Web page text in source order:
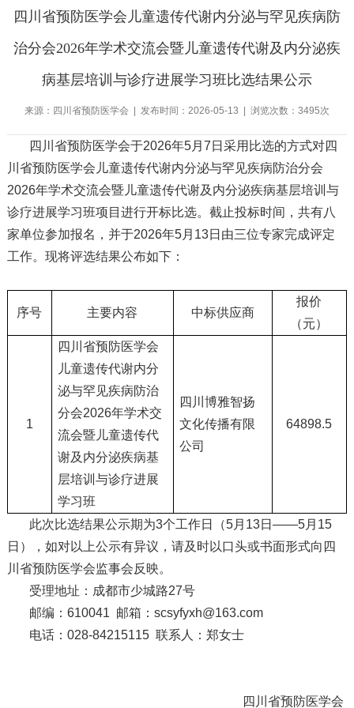
四川省预防医学会儿童遗传代谢内分泌与罕见疾病防
治分会2026年学术交流会暨儿童遗传代谢及内分泌疾
病基层培训与诊疗进展学习班比选结果公示
来源：四川省预防医学会 | 发布时间：2026-05-13 | 浏览次数：3495次
四川省预防医学会于2026年5月7日采用比选的方式对四
川省预防医学会儿童遗传代谢内分泌与罕见疾病防治分会
2026年学术交流会暨儿童遗传代谢及内分泌疾病基层培训与
诊疗进展学习班项目进行开标比选。截止投标时间，共有八
家单位参加报名，并于2026年5月13日由三位专家完成评定
工作。现将评选结果公布如下：
序号 主要内容 中标供应商
报价
（元）
1
四川省预防医学会
儿童遗传代谢内分
泌与罕见疾病防治
分会2026年学术交
流会暨儿童遗传代
谢及内分泌疾病基
层培训与诊疗进展
学习班
四川博雅智扬
文化传播有限
公司
64898.5
此次比选结果公示期为3个工作日（5月13日——5月15
日），如对以上公示有异议，请及时以口头或书面形式向四
川省预防医学会监事会反映。
受理地址：成都市少城路27号
邮编：610041 邮箱：scsyfyxh@163.com
电话：028-84215115 联系人：郑女士
四川省预防医学会